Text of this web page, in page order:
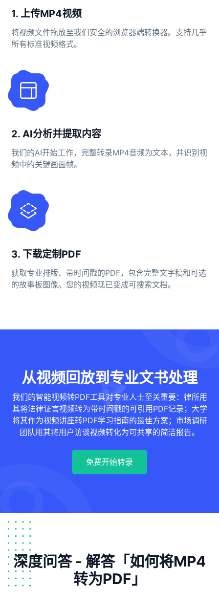
1. 上传MP4视频
将视频文件拖放至我们安全的浏览器端转换器。支持几乎
所有标准视频格式。
2. AI分析并提取内容
我们的AI开始工作，完整转录MP4音频为文本，并识别视
频中的关键画面帧。
3. 下载定制PDF
获取专业排版、带时间戳的PDF，包含完整文字稿和可选
的故事板图像。您的视频现已变成可搜索文档。
从视频回放到专业文书处理
我们的智能视频转PDF工具对专业人士至关重要：律所用
其将法律证言视频转为带时间戳的可引用PDF记录；大学
将其作为视频讲座转PDF学习指南的最佳方案；市场调研
团队用其将用户访谈视频转化为可共享的简洁报告。
免费开始转录
深度问答 - 解答「如何将MP4
转为PDF」